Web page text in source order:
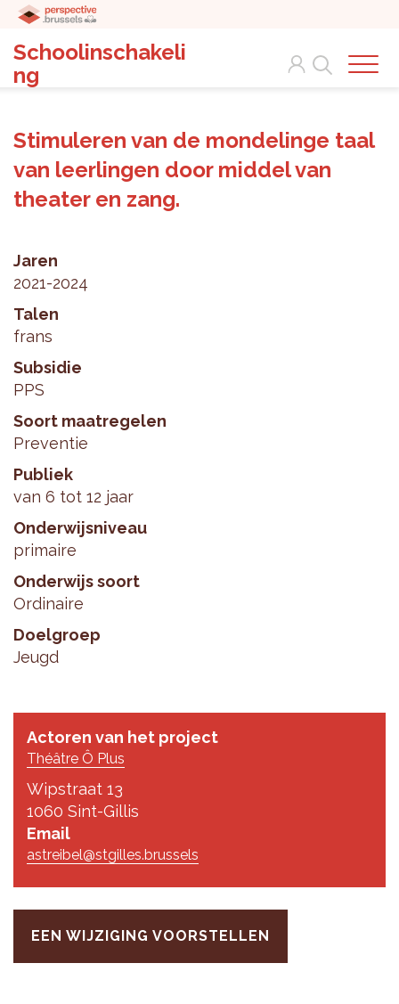
Schoolinschakeli
ng
Search
Stimuleren van de mondelinge taal
van leerlingen door middel van
theater en zang.
Jaren
2021-2024
Talen
frans
Subsidie
PPS
Soort maatregelen
Preventie
Publiek
van 6 tot 12 jaar
Onderwijsniveau
primaire
Onderwijs soort
Ordinaire
Doelgroep
Jeugd
Actoren van het project
Théâtre Ô Plus
Wipstraat 13
1060 Sint-Gillis
Email
astreibel@stgilles.brussels
EEN WIJZIGING VOORSTELLEN